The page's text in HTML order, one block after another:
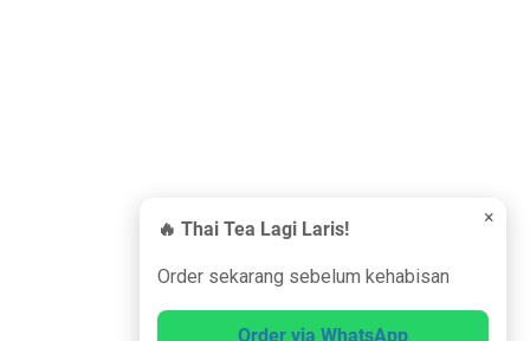
×
🔥 Thai Tea Lagi Laris!
Order sekarang sebelum kehabisan
Order via WhatsApp